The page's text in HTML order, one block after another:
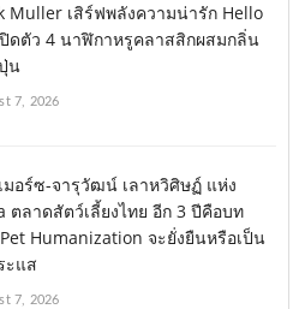
Muller เสิร์ฟพลังความน่ารัก Hello
ดตัว 4 นาฬิกาหรูคลาสสิกผสมกลิ่น
น
7, 2026
มอร์ซ-จารุวัฒน์ เลาหวิศิษฏ์ แห่ง
ตลาดสัตว์เลี้ยงไทย อีก 3 ปีคือบท
Humanization จะยั่งยืนหรือเป็น
ะแส
7, 2026